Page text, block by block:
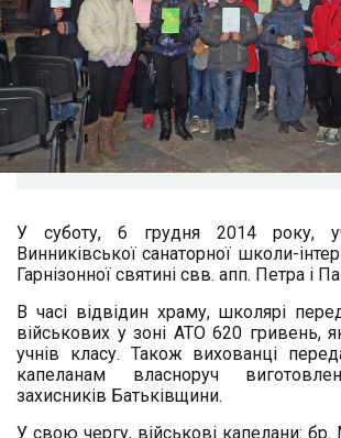
У суботу, 6 грудня 2014 року,
Винниківської санаторної школи-
Гарнізонної святині свв. апп. Петра і
В часі відвідин храму, школярі
військових у зоні АТО 620 гривень,
учнів класу. Також вихованці
капеланам власноруч
захисників Батьківщини.
У свою чергу, військові капелани: